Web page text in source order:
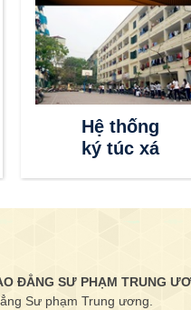
Hệ thống
ký túc xá
ĐẲNG SƯ PHẠM TRUNG
Sư phạm Trung ương.